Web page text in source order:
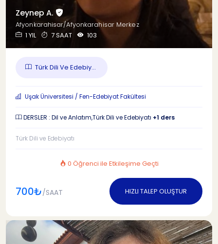
Zeynep A.
Afyonkarahisar/Afyonkarahisar Merkez
1 YIL
7 SAAT 103
Türk Dili Ve Edebiy...
Uşak Üniversitesi / Fen-Edebiyat Fakültesi
DERSLER : Dil ve Anlatım,Türk Dili ve Edebiyatı +1 ders
Türk Dili ve Edebiyatı
0 Öğrenci ile Etkileşime Geçti
700₺/SAAT HIZLI TALEP OLUŞTUR